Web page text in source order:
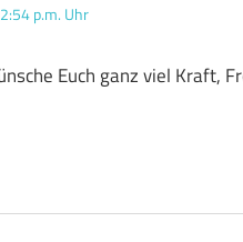
p.m. Uhr
Euch ganz viel Kraft,